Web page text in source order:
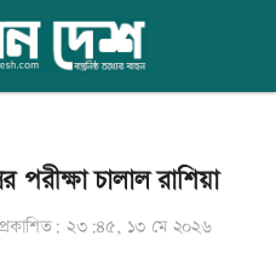
পরীক্ষা চালাল রাশিয়া
২৩:৪৫, ১৩ মে ২০২৬